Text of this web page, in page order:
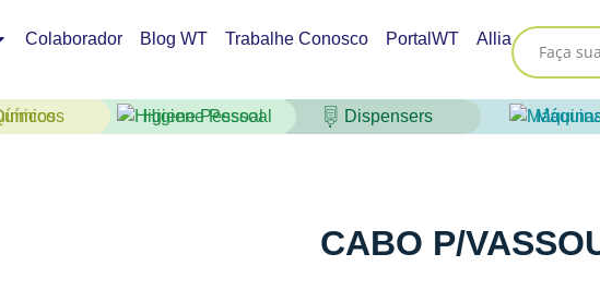
Colaborador Blog WT Trabalhe Conosco PortalWT Allia
Higiene Pessoal Dispensers
CABO P/